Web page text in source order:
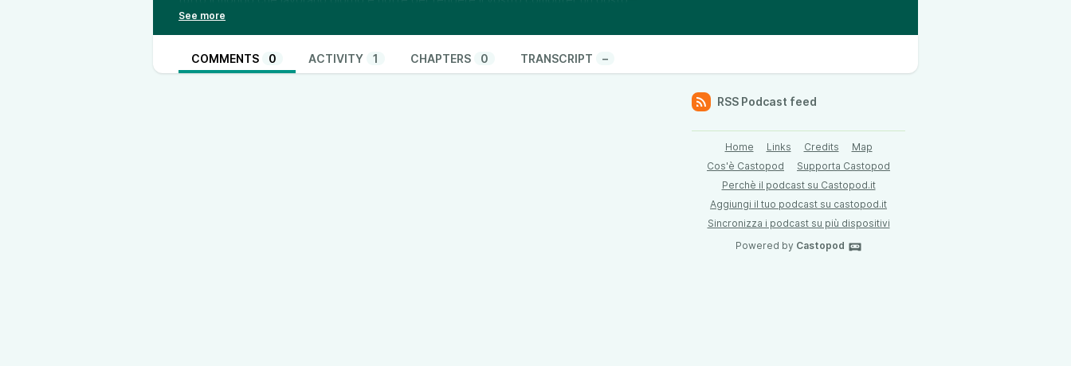
migliore. Quindi, mettetevi comodi e preparatevi per un viaggio nel mondo di Debian
Linux!
Musica: Krampus’s Workshop by Kevin MacLeod Link:
https://incompetech.filmmusic.io/song/5518-krampus-s-workshopLicense:
COMMENTS 0 ACTIVITY 1 CHAPTERS 0 TRANSCRIPT –
RSS Podcast feed
Home Links Credits
Map
Cos'è Castopod
Supporta Castopod
Perchè il podcast su Castopod.it
Aggiungi il tuo podcast su castopod.it
Sincronizza i podcast su più dispositivi
Powered by Castopod